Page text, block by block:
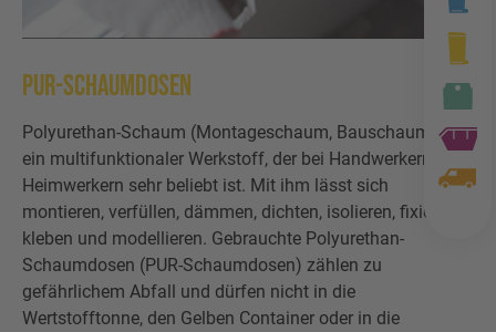
Problemabfall
Sonstige Abfälle
Photovoltaikmodule
Tonnenknigge
Augsburger Land Becher
PUR-Schaumdosen
Polyurethan-Schaum (Montageschaum, Bauschaum) ist
ein multifunktionaler Werkstoff, der bei Handwerkern und
Heimwerkern sehr beliebt ist. Mit ihm lässt sich
montieren, verfüllen, dämmen, dichten, isolieren, fixieren,
kleben und modellieren. Gebrauchte Polyurethan-
Schaumdosen (PUR-Schaumdosen) zählen zu
gefährlichem Abfall und dürfen nicht in die
Wertstofftonne, den Gelben Container oder in die